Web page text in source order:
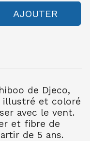
AJOUTER
de Djeco,
illustré et coloré
avec le vent.
et fibre de
de 5 ans.